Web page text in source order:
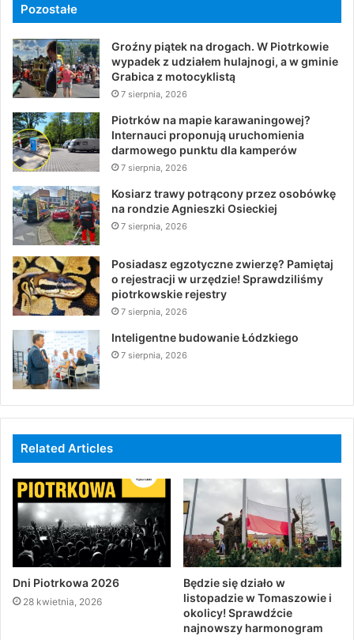
Pozostałe
Groźny piątek na drogach. W Piotrkowie
wypadek z udziałem hulajnogi, a w gminie
Grabica z motocyklistą
7 sierpnia, 2026
Piotrków na mapie karawaningowej?
Internauci proponują uruchomienia
darmowego punktu dla kamperów
7 sierpnia, 2026
Kosiarz trawy potrącony przez osobówkę
na rondzie Agnieszki Osieckiej
7 sierpnia, 2026
Posiadasz egzotyczne zwierzę? Pamiętaj
o rejestracji w urzędzie! Sprawdziliśmy
piotrkowskie rejestry
7 sierpnia, 2026
Inteligentne budowanie Łódzkiego
7 sierpnia, 2026
Related Articles
Dni Piotrkowa 2026
28 kwietnia, 2026
Będzie się działo w
listopadzie w Tomaszowie i
okolicy! Sprawdźcie
najnowszy harmonogram